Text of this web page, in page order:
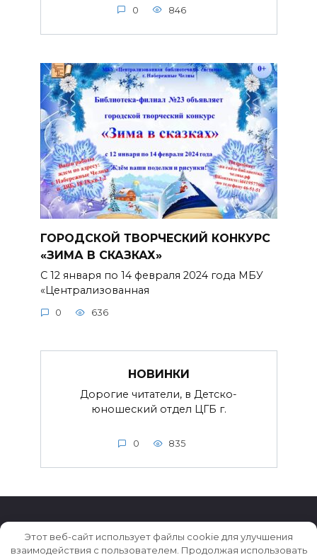
0 846
ГОРОДСКОЙ ТВОРЧЕСКИЙ КОНКУРС
«ЗИМА В СКАЗКАХ»
С 12 января по 14 февраля 2024 года МБУ
«Централизованная
0 636
НОВИНКИ
Дорогие читатели, в Детско-
юношеский отдел ЦГБ г.
0 835
Этот веб-сайт использует файлы cookie для улучшения
взаимодействия с пользователем. Продолжая использовать